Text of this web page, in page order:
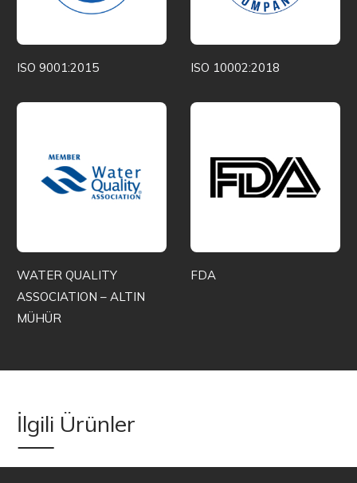
ISO 9001:2015 ISO 10002:2018
WATER QUALITY
ASSOCIATION – ALTIN
MÜHÜR
FDA
İlgili Ürünler